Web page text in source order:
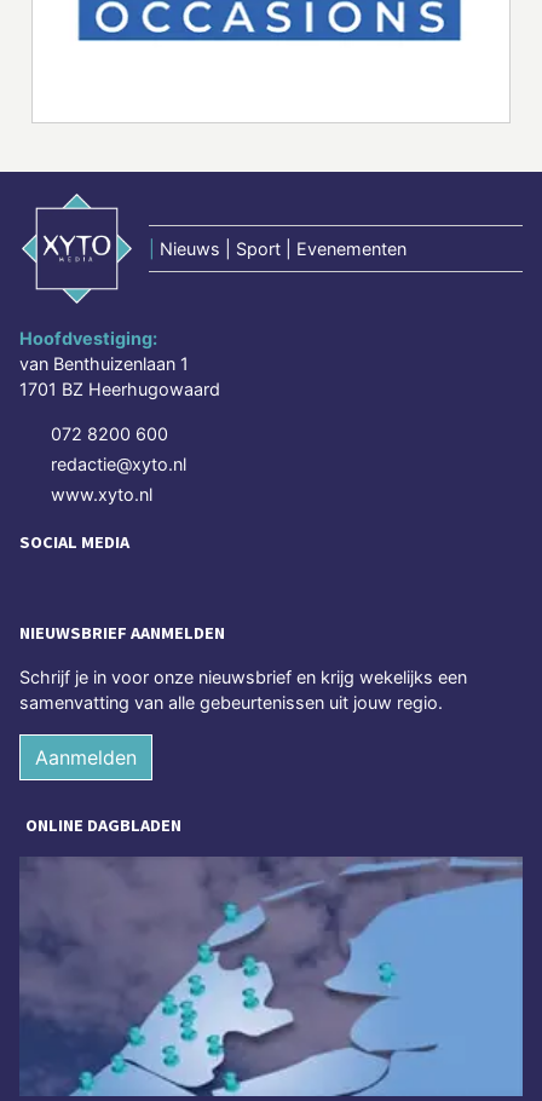
Nieuws | Sport | Evenementen
Hoofdvestiging:
van Benthuizenlaan 1
1701 BZ Heerhugowaard
072 8200 600
redactie@xyto.nl
www.xyto.nl
SOCIAL MEDIA
NIEUWSBRIEF AANMELDEN
Schrijf je in voor onze nieuwsbrief en krijg wekelijks een
samenvatting van alle gebeurtenissen uit jouw regio.
Aanmelden
ONLINE DAGBLADEN